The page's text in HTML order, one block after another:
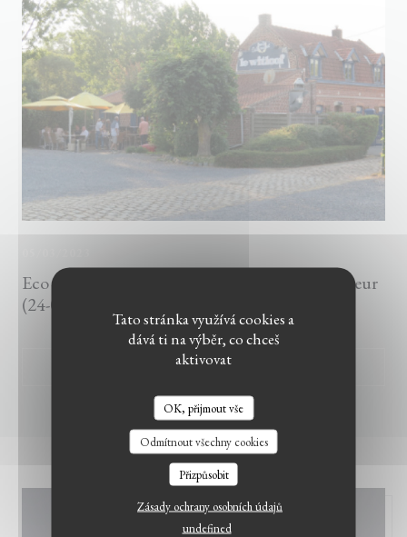
Tato stránka využívá cookies a
dává ti na výběr, co chceš
aktivovat
OK, přijmout vše
Odmítnout všechny cookies
Přizpůsobit
Zásady ochrany osobních údajů
undefined
Eco 121 : Le Witloof : nouveau départ prometteur
(24-08-2018)
PŘEČÍST ČLÁNEK
LE BISTROT DU WITLOOF